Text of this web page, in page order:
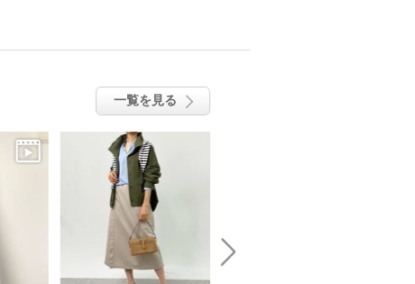
一覧を見る